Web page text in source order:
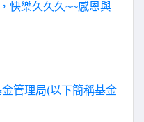
快樂久久久~~感恩與
管理局(以下簡稱基金